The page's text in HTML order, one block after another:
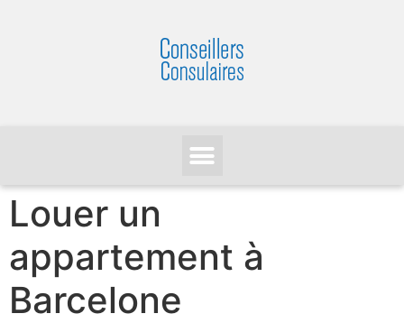
Louer un
appartement à
Barcelone